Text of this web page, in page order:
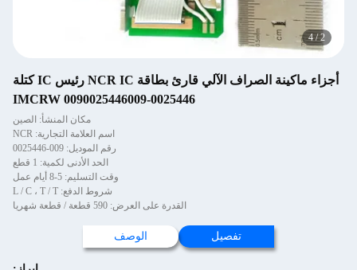
2
/
4
أجزاء ماكينة الصراف الآلي قارئ بطاقة NCR IC رئيس IC كتلة
IMCRW 0090025446009-0025446
مكان المنشأ: الصين
اسم العلامة التجارية: NCR
رقم الموديل: 009-0025446
الحد الأدنى لكمية: 1 قطع
وقت التسليم: 5-8 أيام عمل
شروط الدفع: L / C ، T / T
القدرة على العرض: 590 قطعة / قطعة شهريا
تفصيل الوصف